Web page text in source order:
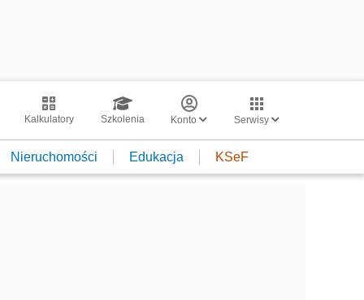
Kalkulatory Szkolenia Konto Serwisy
Nieruchomości Edukacja KSeF